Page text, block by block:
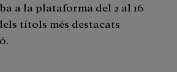
a la plataforma del 2 al 16
títols més destacats